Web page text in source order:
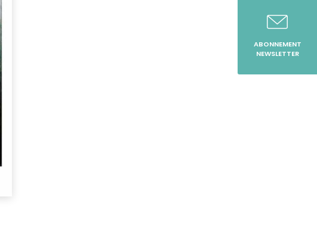
ABONNEMENT
NEWSLETTER